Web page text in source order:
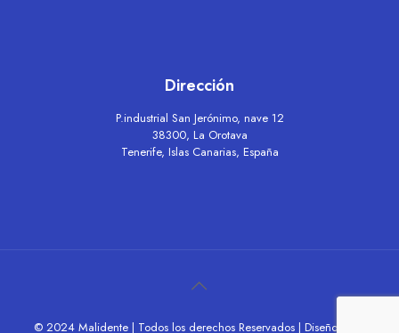
Dirección
P.industrial San Jerónimo, nave 12
38300, La Orotava
Tenerife, Islas Canarias, España
© 2024 Malidente | Todos los derechos Reservados | Diseño Astra